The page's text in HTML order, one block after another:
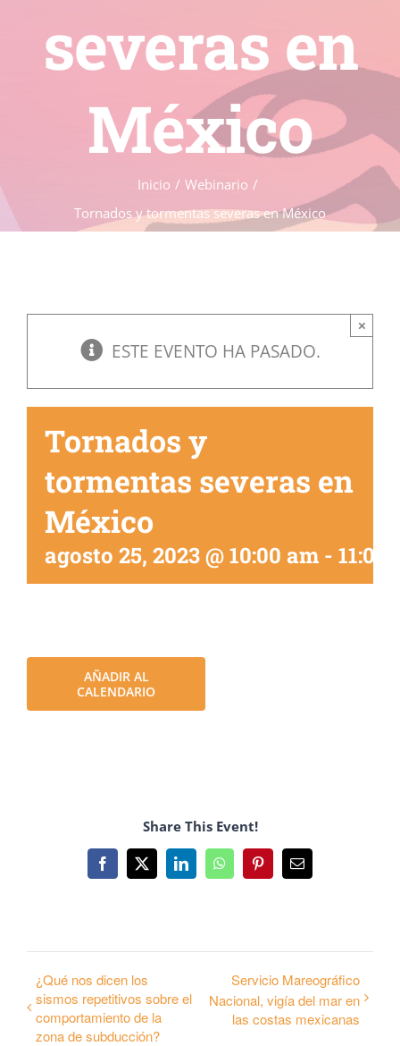
severas en
México
Inicio
Webinario
Tornados y tormentas severas en México
ESTE EVENTO HA PASADO.
×
Tornados y
tormentas severas en
México
agosto 25, 2023 @ 10:00 am - 11:00
AÑADIR AL
CALENDARIO
Share This Event!
FacebookTwitterLinkedInWhatsAppPinterestCorreo
¿Qué nos dicen los
sismos repetitivos sobre el
comportamiento de la
zona de subducción?
Servicio Mareográfico
Nacional, vigía del mar en
las costas mexicanas